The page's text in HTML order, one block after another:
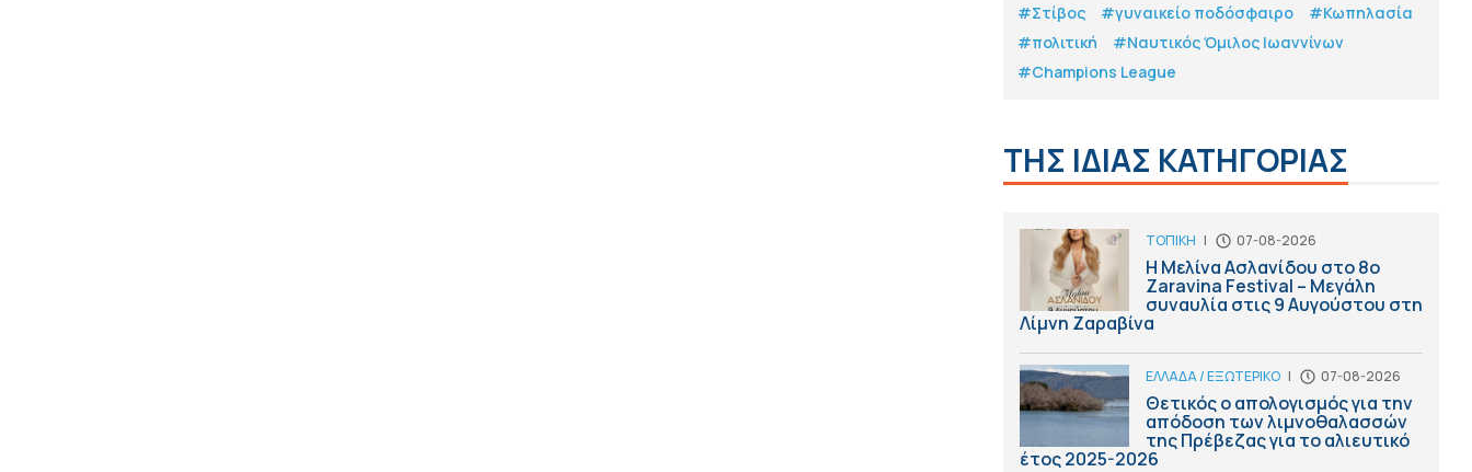
#Στίβος
#γυναικείο ποδόσφαιρο
#Κωπηλασία
#πολιτική
#Ναυτικός Όμιλος Ιωαννίνων
#Champions League
ΤΗΣ ΙΔΙΑΣ ΚΑΤΗΓΟΡΙΑΣ
ΤΟΠΙΚΗ | 07-08-2026
Η Μελίνα Ασλανίδου στο 8ο
Zaravina Festival – Μεγάλη
συναυλία στις 9 Αυγούστου στη
Λίμνη Ζαραβίνα
ΕΛΛΑΔΑ / ΕΞΩΤΕΡΙΚΟ | 07-08-2026
Θετικός ο απολογισμός για την
απόδοση των λιμνοθαλασσών
της Πρέβεζας για το αλιευτικό
έτος 2025-2026